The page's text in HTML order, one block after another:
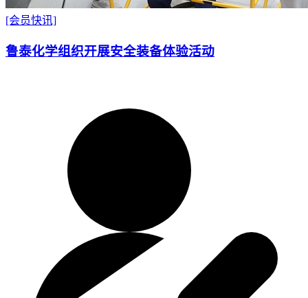
[会员快讯]
鲁泰化学组织开展安全装备体验活动